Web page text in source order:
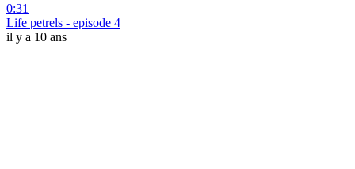
0:31
Life petrels - episode 4
il y a 10 ans